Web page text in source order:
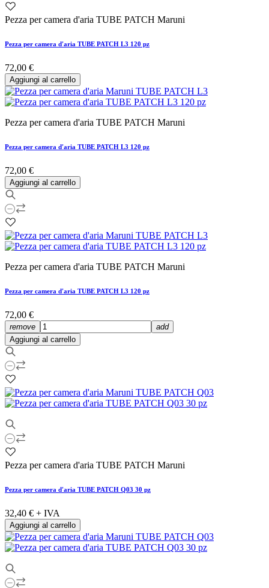
Pezza per camera d'aria TUBE PATCH Maruni
Pezza per camera d'aria TUBE PATCH L3 120 pz
72,00 €
Aggiungi al carrello
Pezza per camera d'aria TUBE PATCH Maruni
Pezza per camera d'aria TUBE PATCH L3 120 pz
72,00 €
Aggiungi al carrello
Pezza per camera d'aria TUBE PATCH Maruni
Pezza per camera d'aria TUBE PATCH L3 120 pz
72,00 €
remove
add
Aggiungi al carrello
Pezza per camera d'aria TUBE PATCH Maruni
Pezza per camera d'aria TUBE PATCH Q03 30 pz
32,40 € + IVA
Aggiungi al carrello